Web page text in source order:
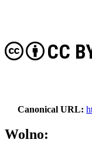
CC
Canonical URL
Wolno: